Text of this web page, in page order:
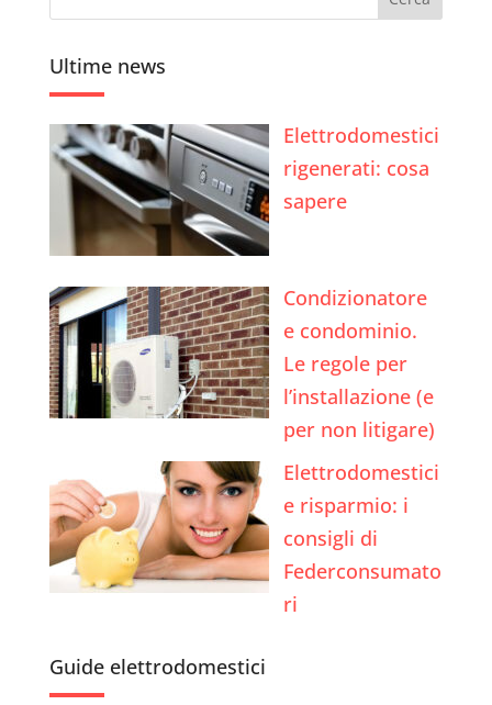
Ultime news
Elettrodomestici
rigenerati: cosa
sapere
Condizionatore
e condominio.
Le regole per
l’installazione (e
per non litigare)
Elettrodomestici
e risparmio: i
consigli di
Federconsumato
ri
Guide elettrodomestici